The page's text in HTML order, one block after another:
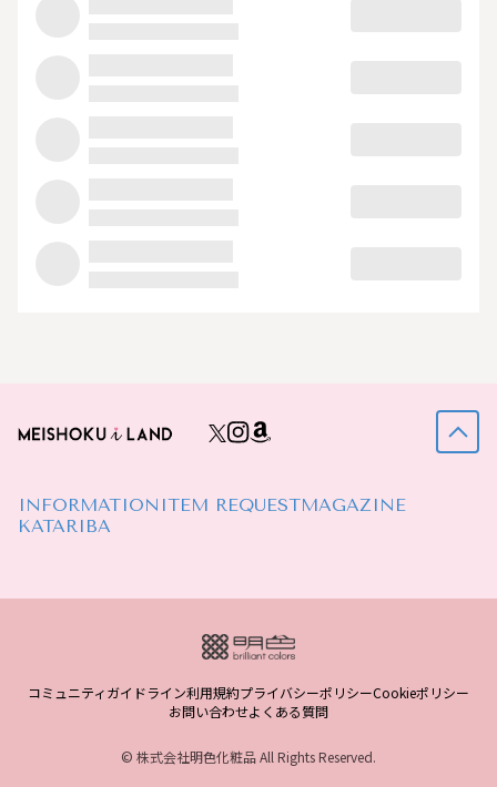
INFORMATION ITEM REQUESTMAGAZINE
KATARIBA
コミュニティガイドライン利用規約プライバシーポリシーCookieポリシー
お問い合わせよくある質問
© 株式会社明色化粧品 All Rights Reserved.